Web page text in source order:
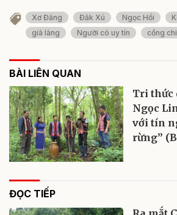
Xơ Đăng Đăk Xú Ngọc Hồi
già làng
Người có uy tín cồng
BÀI LIÊN QUAN
Tri thức
Ngọc
với tín
rừng”
ĐỌC TIẾP